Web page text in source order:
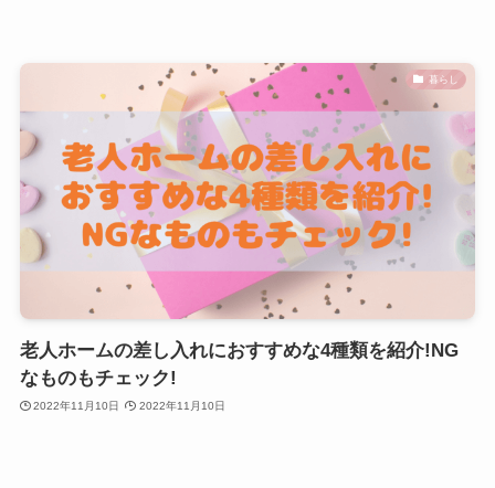
暮らし
老人ホームの差し入れにおすすめな4種類を紹介!NG
なものもチェック!
2022年11月10日 2022年11月10日